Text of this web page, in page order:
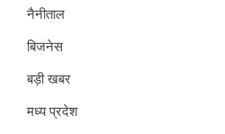
नैनीताल
बिजनेस
बड़ी खबर
मध्य प्रदेश